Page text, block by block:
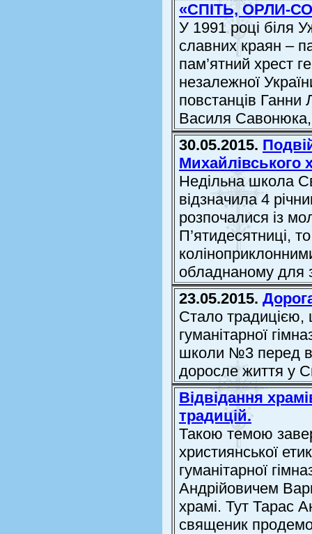
«СПІТЬ, ОРЛИ-
У 1991 році біля
славних краян –
пам’ятний хрест
незалежної
повстанців
Василя
30.05.2015.
Михайлівського
Недільна школа
відзначила 4
розпочалися із
П’ятидесятниці,
обладнаному для
23.05.2015.
Стало традицією,
гуманітарної
школи №3 перед
доросле життя у
Відвідання
традицій.
Такою темою
християнської
гуманітарної
Андрійовичем
храмі. Тут Тарас
священик